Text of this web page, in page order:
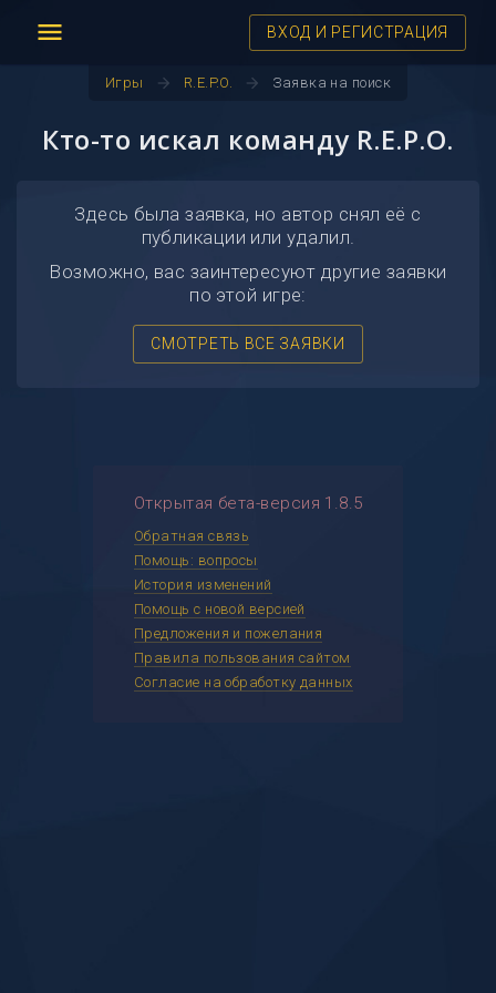
menu ВХОД И РЕГИСТРАЦИЯ
Игры arrow_forward R.E.P.O. arrow_forward Заявка на поиск
Кто-то искал команду R.E.P.O.
Здесь была заявка, но автор снял её с
публикации или удалил.
Возможно, вас заинтересуют другие заявки
по этой игре:
СМОТРЕТЬ ВСЕ ЗАЯВКИ
Открытая бета-версия 1.8.5
Обратная связь
Помощь: вопросы
История изменений
Помощь с новой версией
Предложения и пожелания
Правила пользования сайтом
Согласие на обработку данных